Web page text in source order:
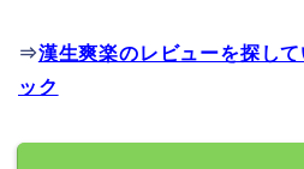
⇒漢生爽楽のレビューを探し
ック